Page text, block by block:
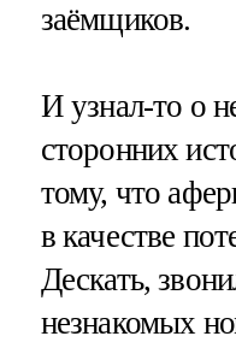
заёмщиков.
И узнал-то о
сторонних
тому, что
в качестве
Дескать,
незнакомых